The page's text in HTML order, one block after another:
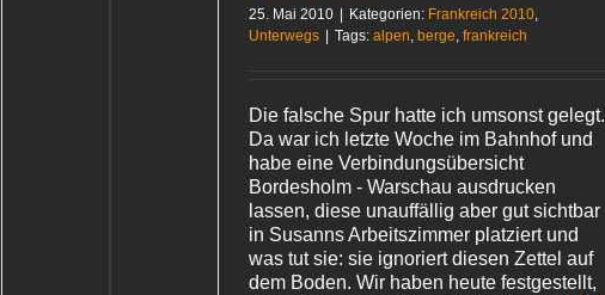
25. Mai 2010 Kategorien: Frankreich 2010,
Unterwegs
Tags: alpen, berge, frankreich
Die falsche Spur hatte ich umsonst gelegt.
Da war ich letzte Woche im Bahnhof und
habe eine Verbindungsübersicht
Bordesholm - Warschau ausdrucken
lassen, diese unauffällig aber gut sichtbar
in Susanns Arbeitszimmer platziert und
was tut sie: sie ignoriert diesen Zettel auf
dem Boden. Wir haben heute festgestellt,